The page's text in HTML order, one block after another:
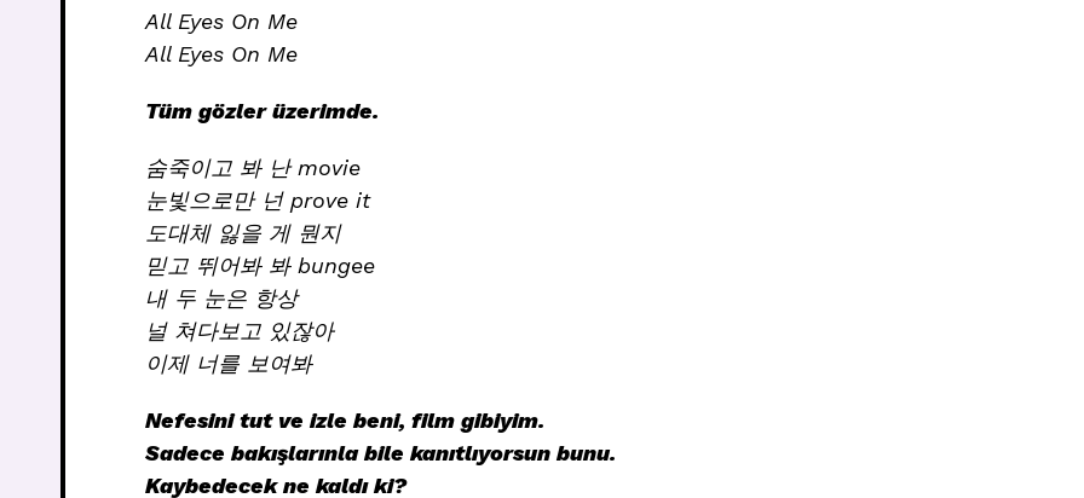
All Eyes On Me
All Eyes On Me
Tüm gözler üzerimde.
숨죽이고 봐 난 movie
눈빛으로만 넌 prove it
도대체 잃을 게 뭔지
믿고 뛰어봐 봐 bungee
내 두 눈은 항상
널 쳐다보고 있잖아
이제 너를 보여봐
Nefesini tut ve izle beni, film gibiyim.
Sadece bakışlarınla bile kanıtlıyorsun bunu.
Kaybedecek ne kaldı ki?